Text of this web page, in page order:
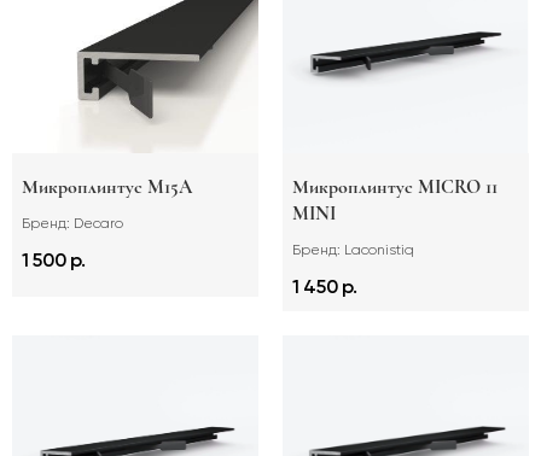
Микроплинтус M15A
Бренд: Decaro
1 500 р.
Микроплинтус MICRO 11
MINI
Бренд: Laconistiq
1 450 р.